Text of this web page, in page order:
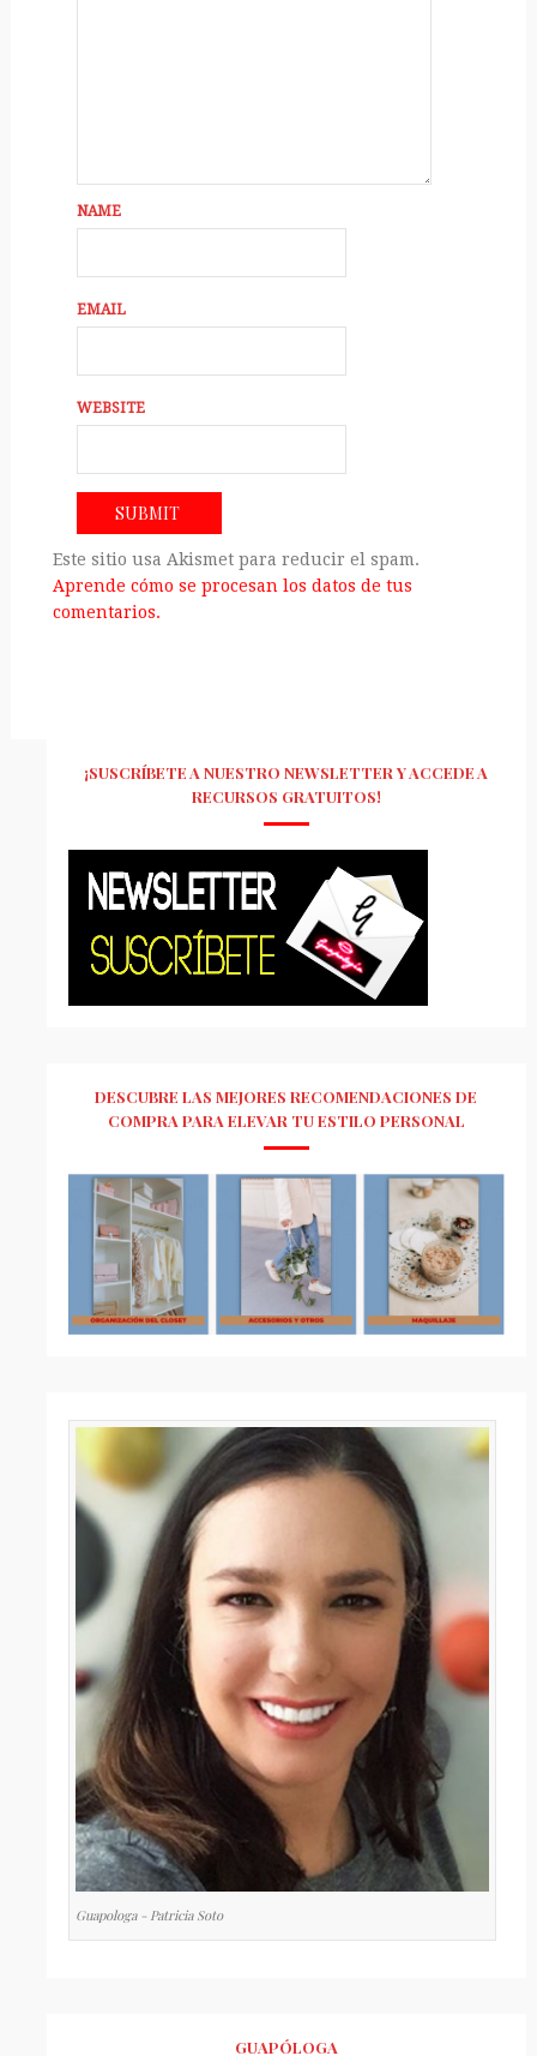
NAME
EMAIL
WEBSITE
Este sitio usa Akismet para reducir el spam.
Aprende cómo se procesan los datos de tus
comentarios.
¡SUSCRÍBETE A NUESTRO NEWSLETTER Y ACCEDE A
RECURSOS GRATUITOS!
DESCUBRE LAS MEJORES RECOMENDACIONES DE
COMPRA PARA ELEVAR TU ESTILO PERSONAL
Guapologa - Patricia Soto
GUAPÓLOGA